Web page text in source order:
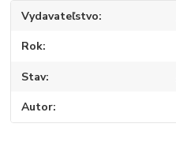
Vydavateľstvo
Rok
Stav
Autor